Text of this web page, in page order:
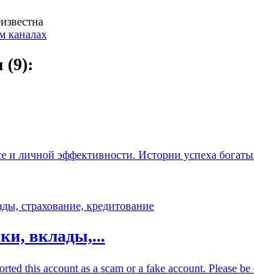
каналах
(9):
и личной эффективности. Истории успеха
вклады,...
this account as a scam or a fake account. Please